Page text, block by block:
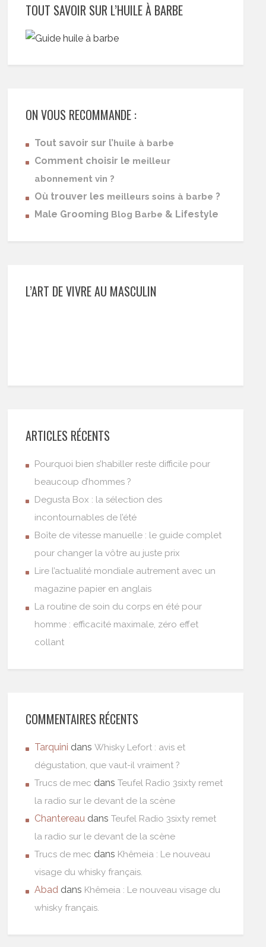
TOUT SAVOIR SUR L’HUILE À BARBE
ON VOUS RECOMMANDE :
Tout savoir sur l’huile à barbe
Comment choisir le meilleur
abonnement vin ?
Où trouver les meilleurs soins à barbe ?
Male Grooming Blog Barbe & Lifestyle
L’ART DE VIVRE AU MASCULIN
ARTICLES RÉCENTS
Pourquoi bien s’habiller reste difficile pour
beaucoup d’hommes ?
Degusta Box : la sélection des
incontournables de l’été
Boîte de vitesse manuelle : le guide complet
pour changer la vôtre au juste prix
Lire l’actualité mondiale autrement avec un
magazine papier en anglais
La routine de soin du corps en été pour
homme : efficacité maximale, zéro effet
collant
COMMENTAIRES RÉCENTS
Tarquini dansWhisky Lefort : avis et
dégustation, que vaut-il vraiment ?
Trucs de mec dansTeufel Radio 3sixty remet
la radio sur le devant de la scène
Chantereau dansTeufel Radio 3sixty remet
la radio sur le devant de la scène
Trucs de mec dans Khêmeia : Le nouveau
visage du whisky français.
Abad dans Khêmeia : Le nouveau visage du
whisky français.